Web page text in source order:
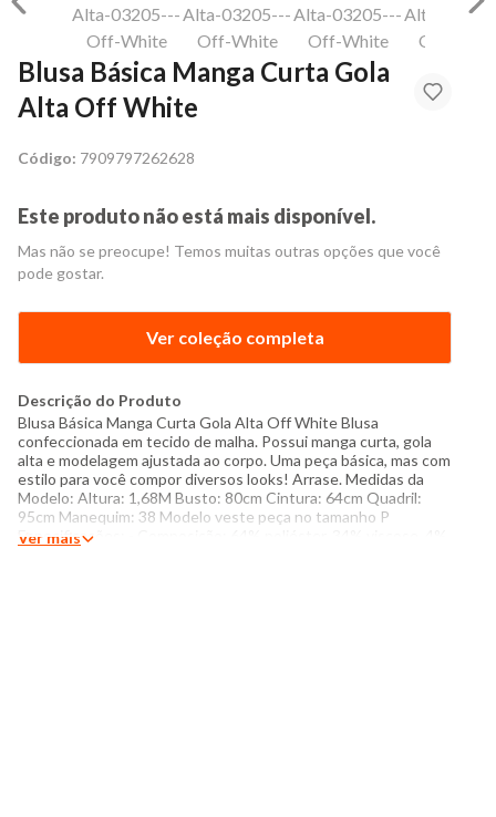
Blusa Básica Manga Curta Gola
Alta Off White
Código: 7909797262628
Este produto não está mais disponível.
Mas não se preocupe! Temos muitas outras opções que você
pode gostar.
Ver coleção completa
Descrição do Produto
Blusa Básica Manga Curta Gola Alta Off White Blusa
confeccionada em tecido de malha. Possui manga curta, gola
alta e modelagem ajustada ao corpo. Uma peça básica, mas com
estilo para você compor diversos looks! Arrase. Medidas da
Modelo: Altura: 1,68M Busto: 80cm Cintura: 64cm Quadril:
95cm Manequim: 38 Modelo veste peça no tamanho P
Especificações: - Composição: 64% poliéster, 34% viscose, 4%
Ver mais